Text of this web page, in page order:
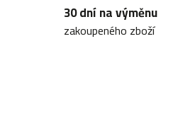
30 dní na výměnu
zakoupeného zboží